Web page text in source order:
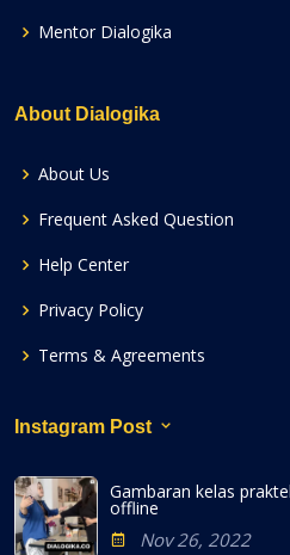
Mentor Dialogika
About Dialogika
About Us
Frequent Asked Question
Help Center
Privacy Policy
Terms & Agreements
Instagram Post
Gambaran kelas
offline
Nov 26, 2022